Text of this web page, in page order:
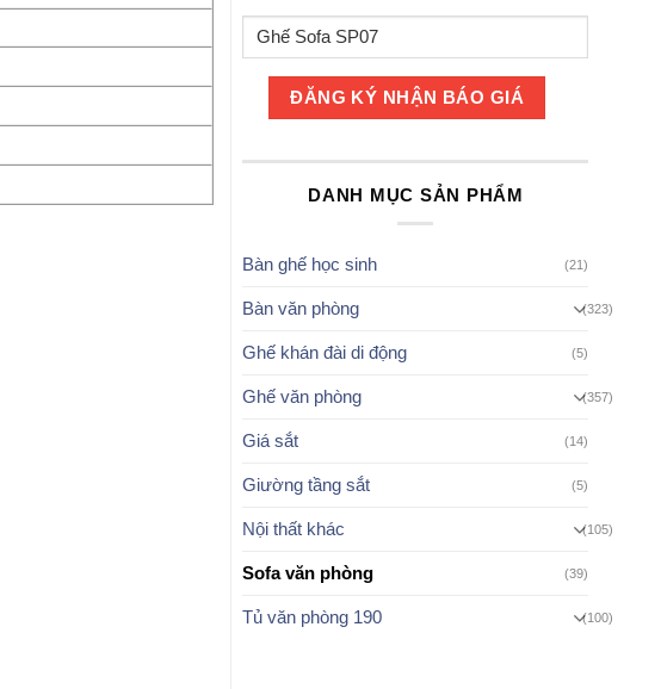
DANH MỤC SẢN PHẨM
Bàn ghế học sinh (21)
Bàn văn phòng (323)
Ghế khán đài di động (5)
Ghế văn phòng (357)
Giá sắt (14)
Giường tầng sắt (5)
Nội thất khác (105)
Sofa văn phòng (39)
Tủ văn phòng 190 (100)